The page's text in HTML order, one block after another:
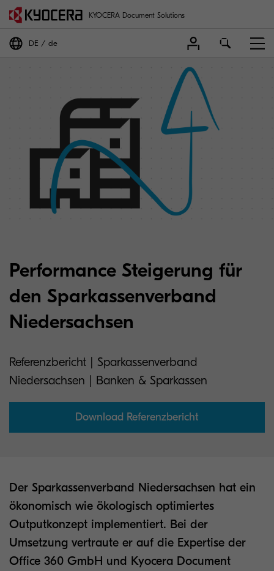
KYOCERA Document Solutions
DE de
Performance Steigerung für
den Sparkassenverband
Niedersachsen
Referenzbericht | Sparkassenverband
Niedersachsen | Banken & Sparkassen
Download Referenzbericht
Der Sparkassenverband Niedersachsen hat ein
ökonomisch wie ökologisch optimiertes
Outputkonzept implementiert. Bei der
Umsetzung vertraute er auf die Expertise der
Office 360 GmbH und Kyocera Document